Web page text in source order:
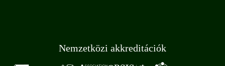
Nemzetközi akkreditációk